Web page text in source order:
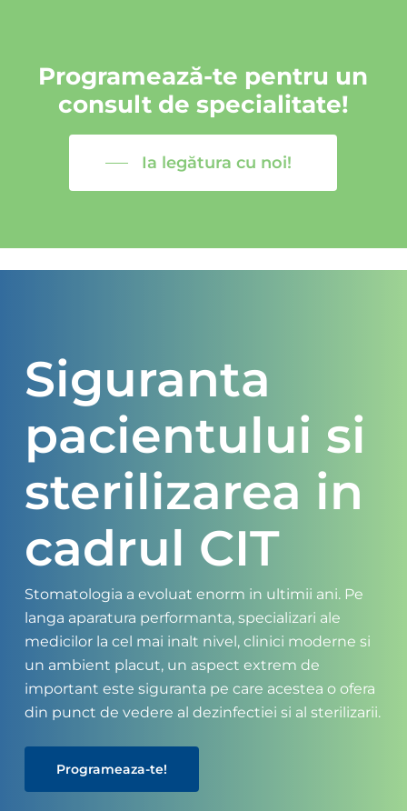
Programează-te pentru un
consult de specialitate!
Ia legătura cu noi!
Siguranta
pacientului si
sterilizarea in
cadrul CIT
Stomatologia a evoluat enorm in ultimii ani. Pe
langa aparatura performanta, specializari ale
medicilor la cel mai inalt nivel, clinici moderne si
un ambient placut, un aspect extrem de
important este siguranta pe care acestea o ofera
din punct de vedere al dezinfectiei si al sterilizarii.
Programeaza-te!